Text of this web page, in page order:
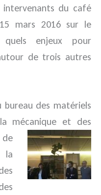
intervenants du café
mars 2016 sur le
enjeux pour
de trois autres
bureau des matériels
mécanique et des
de